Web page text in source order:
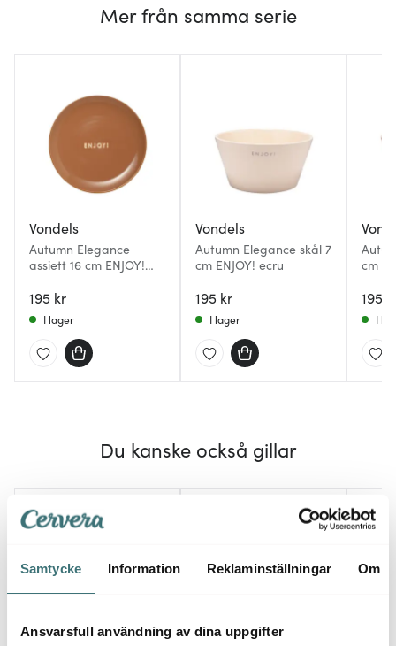
Samtycke Information Reklaminställningar Om
Ansvarsfull användning av dina uppgifter
Mer från samma serie
Vondels
Autumn Elegance
assiett 16 cm ENJOY!
195 kr
I lager
Vondels
Autumn Elegance skål 7
cm ENJOY! ecru
195 kr
I lager
cm
195
I
Du kanske också gillar